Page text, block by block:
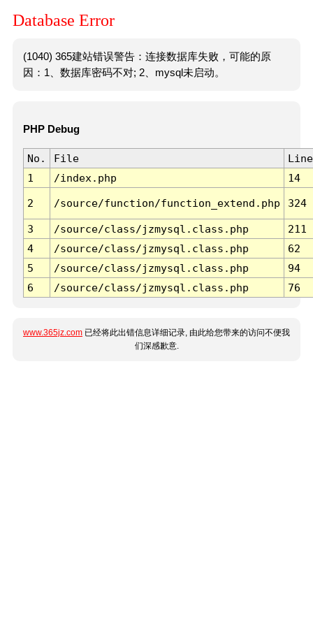
Database Error
(1040) 365建站错误警告：连接数据库失败，可能的原
因：1、数据库密码不对; 2、mysql未启动。
PHP Debug
No. File
Line
1
/index.php 14
2 /source/function/function_extend.php 324
3 /source/class/jzmysql.class.php
211
4
/source/class/jzmysql.class.php
62
5
/source/class/jzmysql.class.php
94
6
/source/class/jzmysql.class.php 76
www.365jz.com 已经将此出错信息详细记录, 由此给您带来的访问不便我
们深感歉意.